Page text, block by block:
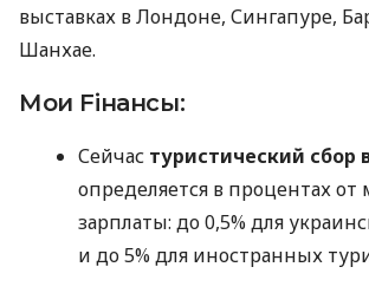
выставках в Лондоне, Сингапуре,
Шанхае.
Мои Fiнансы:
Сейчас туристический сбор
определяется в процентах
зарплаты: до 0,5% для
и до 5% для иностранных